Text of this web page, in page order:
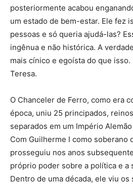
posteriormente acabou
um estado de bem-estar. Ele fez
pessoas e só queria ajudá-las?
ingênua e não histórica. A
mais cínico e egoísta do que isso.
Teresa.
O Chanceler de Ferro, como era
época, uniu 25 principados,
separados em um Império
Com Guilherme I como soberano
prosseguiu nos anos
próprio poder sobre a política e a
Dentro de uma década, ele viu os